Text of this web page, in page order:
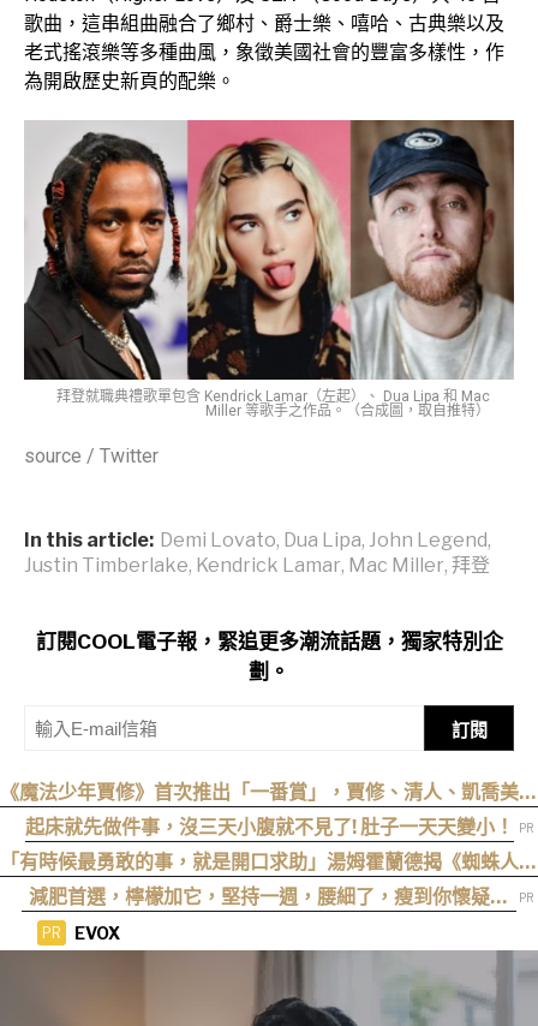
歌曲，這串組曲融合了鄉村、爵士樂、嘻哈、古典樂以及
老式搖滾樂等多種曲風，象徵美國社會的豐富多樣性，作
為開啟歷史新頁的配樂。
拜登就職典禮歌單包含 Kendrick Lamar（左起）、 Dua Lipa 和 Mac
Miller 等歌手之作品。（合成圖，取自推特）
source / Twitter
In this article: Demi Lovato, Dua Lipa, John Legend,
Justin Timberlake, Kendrick Lamar, Mac Miller, 拜登
訂閱COOL電子報，緊追更多潮流話題，獨家特別企
劃。
訂閱
《魔法少年賈修》首次推出「一番賞」，賈修、清人、凱喬美與
福爾高雷登場
起床就先做件事，沒三天小腹就不見了! 肚子一天天變小！
「有時候最勇敢的事，就是開口求助」湯姆霍蘭德揭《蜘蛛人：
重生日》最重要的人性核心
減肥首選，檸檬加它，堅持一週，腰細了，瘦到你懷疑人
PR EVOX